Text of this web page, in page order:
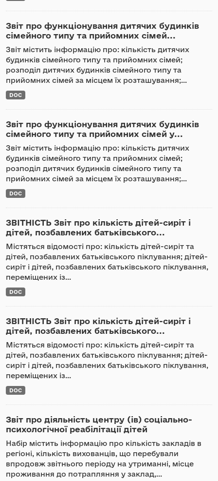
Звіт про функціонування дитячих будинків
сімейного типу та прийомних сімей...
Звіт містить інформацію про: кількість дитячих
будинків сімейного типу та прийомних сімей;
розподіл дитячих будинків сімейного типу та
прийомних сімей за місцем їх розташування;...
DOC
Звіт про функціонування дитячих будинків
сімейного типу та прийомних сімей у...
Звіт містить інформацію про: кількість дитячих
будинків сімейного типу та прийомних сімей;
розподіл дитячих будинків сімейного типу та
прийомних сімей за місцем їх розташування;...
DOC
ЗВІТНІСТЬ Звіт про кількість дітей-сиріт і
дітей, позбавлених батьківського...
Містяться відомості про: кількість дітей-сиріт та
дітей, позбавлених батьківського піклування; дітей-
сиріт і дітей, позбавлених батьківського піклування,
переміщених із...
DOC
ЗВІТНІСТЬ Звіт про кількість дітей-сиріт і
дітей, позбавлених батьківського...
Містяться відомості про: кількість дітей-сиріт та
дітей, позбавлених батьківського піклування; дітей-
сиріт і дітей, позбавлених батьківського піклування,
переміщених із...
DOC
Звіт про діяльність центру (ів) соціально-
психологічної реабілітації дітей
Набір містить інформацію про кількість закладів в
регіоні, кількість вихованців, що перебували
впродовж звітнього періоду на утриманні, місце
проживання до потрапляння у заклад,...